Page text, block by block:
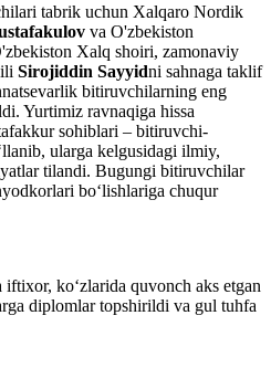
tabrik uchun Xalqaro Nordik
va O'zbekiston
Xalq shoiri, zamonaviy
Sirojiddin Sayyidni sahnaga taklif
bitiruvchilarning eng
Yurtimiz ravnaqiga hissa
sohiblari – bitiruvchi-
ularga kelgusidagi ilmiy,
tilandi. Bugungi bitiruvchilar
bo‘lishlariga chuqur
ko‘zlarida quvonch aks etgan
diplomlar topshirildi va gul tuhfa